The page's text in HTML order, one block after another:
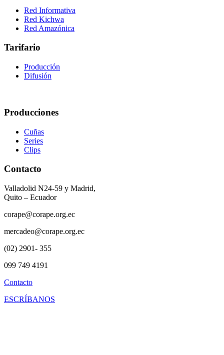
Red Informativa
Red Kichwa
Red Amazónica
Tarifario
Producción
Difusión
Producciones
Cuñas
Series
Clips
Contacto
Valladolid N24-59 y Madrid,
Quito – Ecuador
corape@corape.org.ec
mercadeo@corape.org.ec
(02) 2901- 355
099 749 4191
Contacto
ESCRÍBANOS